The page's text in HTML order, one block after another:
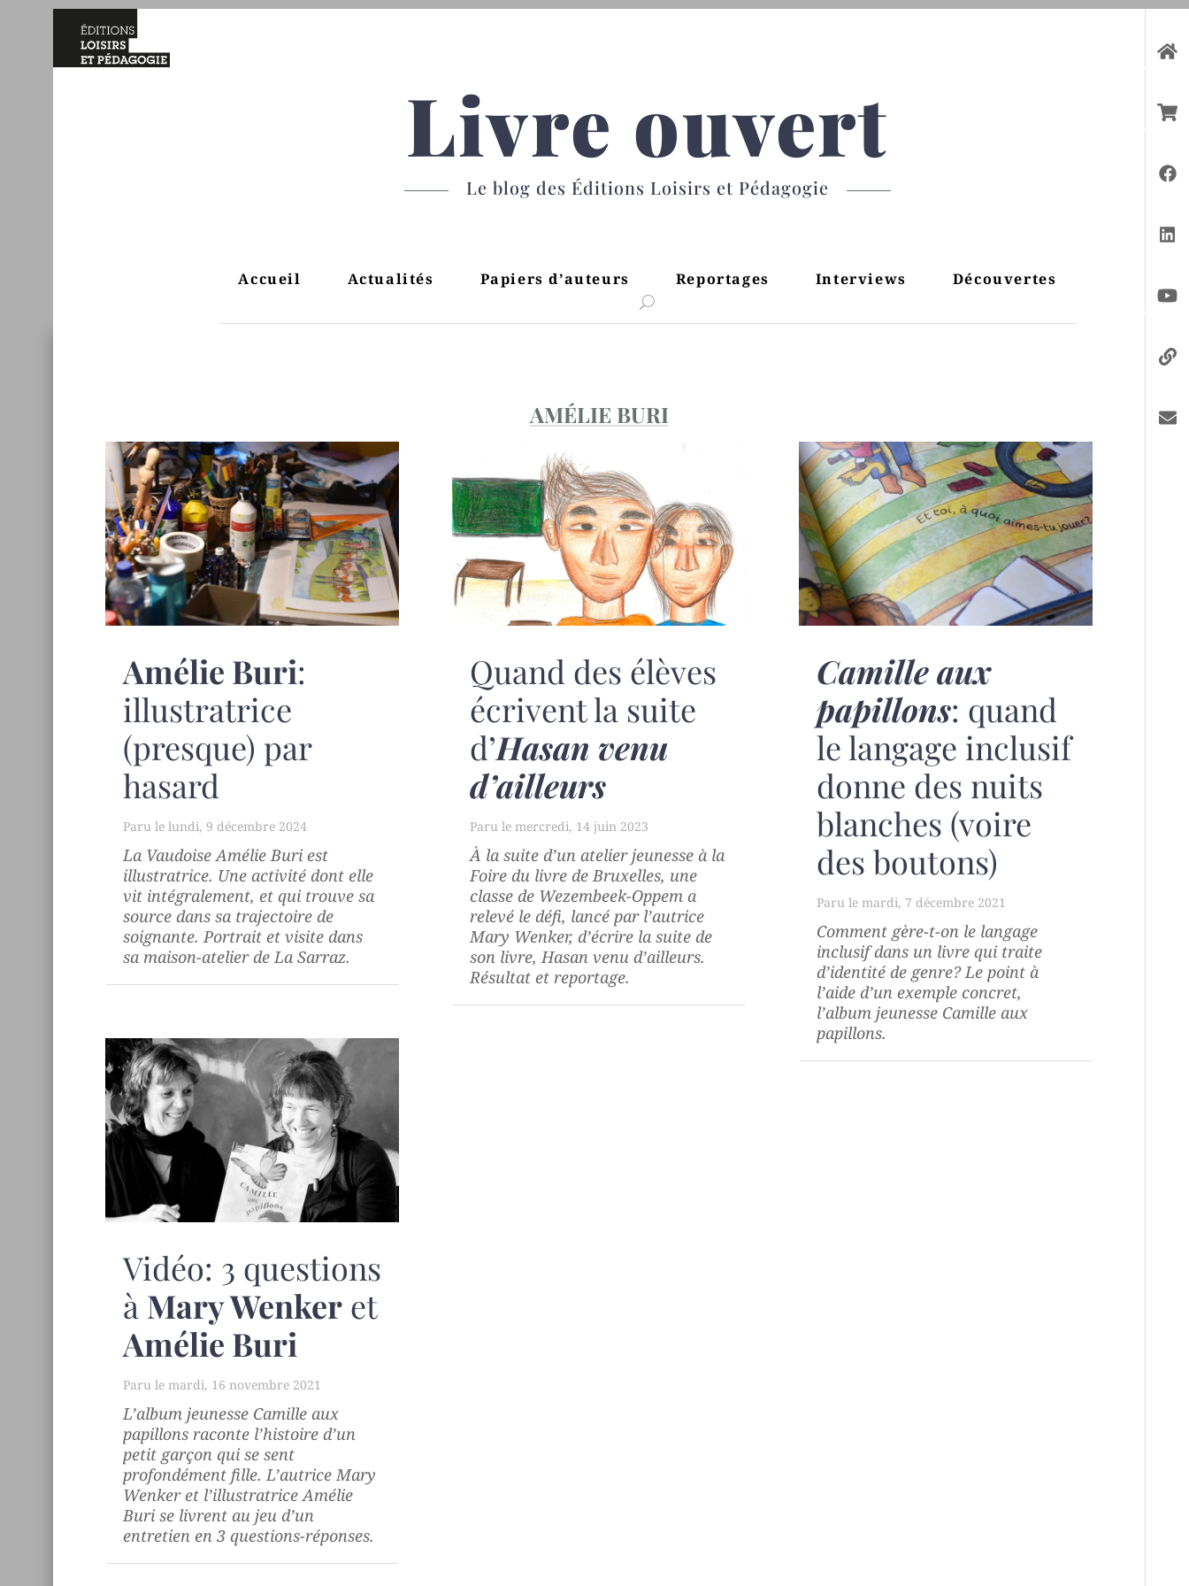
Livre ouvert
Le blog des Éditions Loisirs et Pédagogie
Accueil Actualités Papiers d’auteurs Reportages Interviews Découvertes
AMÉLIE BURI
Amélie Buri:
illustratrice
(presque) par
hasard
lundi, 9 décembre 2024
La Vaudoise Amélie Buri est
illustratrice. Une activité dont elle
vit intégralement, et qui trouve sa
source dans sa trajectoire de
soignante. Portrait et visite dans
sa maison-atelier de La Sarraz.
Vidéo: 3 questions
à Mary Wenker et
Amélie Buri
mardi, 16 novembre 2021
L’album jeunesse Camille aux
papillons raconte l’histoire d’un
petit garçon qui se sent
profondément fille. L’autrice Mary
Wenker et l’illustratrice Amélie
Buri se livrent au jeu d’un
entretien en 3 questions-réponses.
Quand des élèves
écrivent la suite
d’Hasan venu
d’ailleurs
mercredi, 14 juin 2023
À la suite d’un atelier jeunesse à la
Foire du livre de Bruxelles, une
classe de Wezembeek-Oppem a
relevé le défi, lancé par l’autrice
Mary Wenker, d’écrire la suite de
son livre,Hasan venu d’ailleurs.
Résultat et reportage.
Camille aux
papillons: quand
le langage inclusif
donne des nuits
blanches (voire
des boutons)
mardi, 7 décembre 2021
Comment gère-t-on le langage
inclusif dans un livre qui traite
d’identité de genre? Le point à
l’aide d’un exemple concret,
l’album jeunesse Camille aux
papillons.